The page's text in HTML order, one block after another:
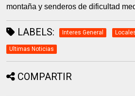
montaña y senderos de dificultad
LABELS: Interes General
Ultimas Noticias
COMPARTIR